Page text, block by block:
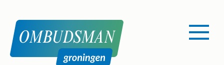
menu
openen